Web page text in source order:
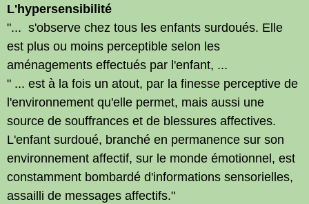
L'hypersensibilité
"... s'observe chez tous les enfants surdoués. Elle
est plus ou moins perceptible selon les
aménagements effectués par l'enfant, ...
" ... est à la fois un atout, par la finesse perceptive de
l'environnement qu'elle permet, mais aussi une
source de souffrances et de blessures affectives.
L'enfant surdoué, branché en permanence sur son
environnement affectif, sur le monde émotionnel, est
constamment bombardé d'informations sensorielles,
assailli de messages affectifs."